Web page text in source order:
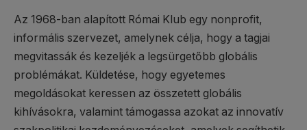
Az 1968-ban alapított Római Klub egy nonprofit,
informális szervezet, amelynek célja, hogy a tagjai
megvitassák és kezeljék a legsürgetőbb globális
problémákat. Küldetése, hogy egyetemes
megoldásokat keressen az összetett globális
kihívásokra, valamint támogassa azokat az innovatív